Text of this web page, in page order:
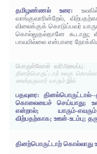
தமிழண்ணல் உரை:
வாங்குவாரின்றேல்,
விலைக்குக் கொடுப்பவர்
கொல்லுதல்தானே கூடாது;
பாவமில்லை என்பாரை
பொருள்கோள் வரிஅமைப்பு:
தினற்பொருட்டாற் உலகு
ஊன்தருவார் யாரும் இல்.
பதவுரை:
கொலையைச் செய்யாது;
என்றால்; யாரும்-
விற்பதற்காக; ஊன்-உடம்பு;
தினற்பொருட்டாற் கொல்லாது